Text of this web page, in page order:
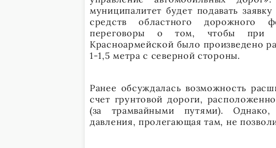
муниципалитет будет подавать
средств областного дорожного
переговоры о том, чтобы при
Красноармейской было произведено
1-1,5 метра с северной стороны.
Ранее обсуждалась возможность
счет грунтовой дороги,
(за трамвайными путями). Однако,
давления, пролегающая там, не